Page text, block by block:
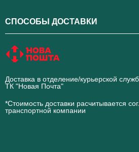
СПОСОБЫ ДОСТАВКИ
Доставка в отделение/курьерской
ТК "Новая Почта"
*Стоимость доставки расчитывается
транспортной компании